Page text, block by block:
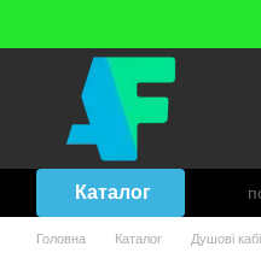
Каталог
Головна Каталог Душові